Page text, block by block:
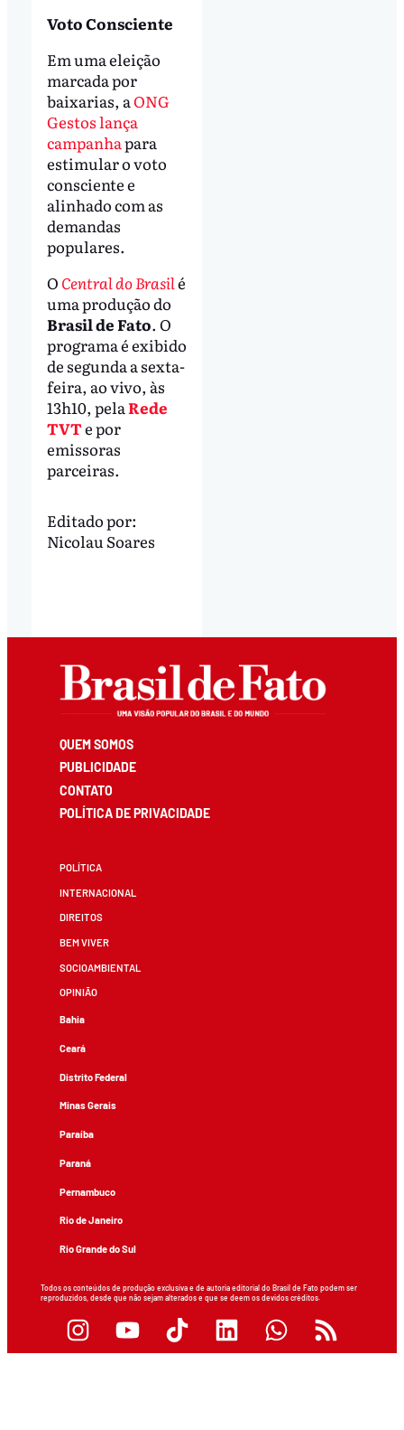
Voto Consciente
Em uma eleição
marcada por
baixarias, aONG
Gestos lança
campanhapara
estimular o voto
consciente e
alinhado com as
demandas
populares.
O Central do Brasilé
uma produção do
Brasil de Fato. O
programa é exibido
de segunda a sexta-
feira, ao vivo, às
13h10, pelaRede
TVTe por
emissoras
parceiras.
Editado por:
Nicolau Soares
QUEM SOMOS
PUBLICIDADE
CONTATO
POLÍTICA DE PRIVACIDADE
POLÍTICA
INTERNACIONAL
DIREITOS
BEM VIVER
SOCIOAMBIENTAL
OPINIÃO
Bahia
Ceará
Distrito Federal
Minas Gerais
Paraíba
Paraná
Pernambuco
Rio de Janeiro
Rio Grande do Sul
Todos os conteúdos de produção exclusiva e de autoria editorial do Brasil de Fato podem ser
reproduzidos, desde que não sejam alterados e que se deem os devidos créditos.